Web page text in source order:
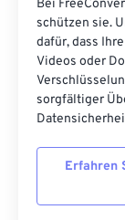
Bei
schützen sie.
dafür, dass
Videos oder
sorgfältiger
Erfahren